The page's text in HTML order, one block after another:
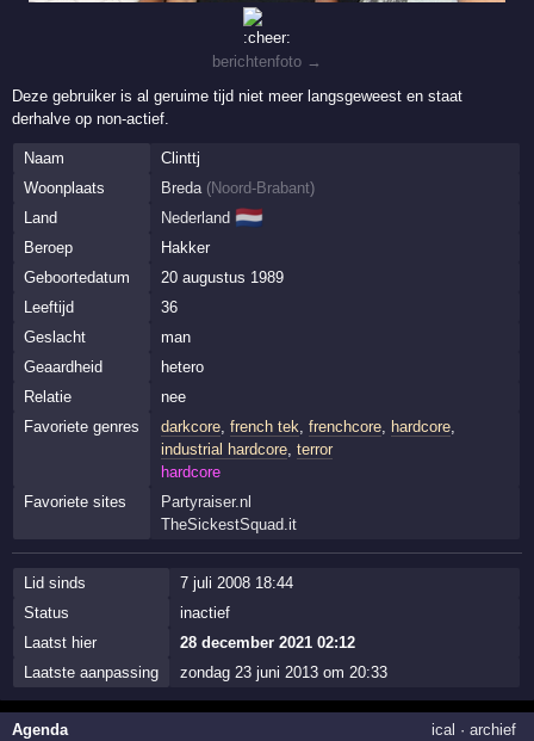
berichtenfoto →
Deze gebruiker is al geruime tijd niet meer langsgeweest en staat
derhalve op non-actief.
Naam
Clinttj
Woonplaats
Breda (Noord-Brabant)
Land
Nederland 🇳🇱
Beroep
Hakker
Geboortedatum
20 augustus 1989
Leeftijd
36
Geslacht
man
Geaardheid
hetero
Relatie
nee
Favoriete genres
darkcore, french tek, frenchcore, hardcore,
industrial hardcore, terror
hardcore
Favoriete sites
Partyraiser.nl
TheSickestSquad.it
Lid sinds
7 juli 2008 18:44
Status
inactief
Laatst hier
28 december 2021 02:12
Laatste aanpassing
zondag 23 juni 2013 om 20:33
Agenda ical · archief